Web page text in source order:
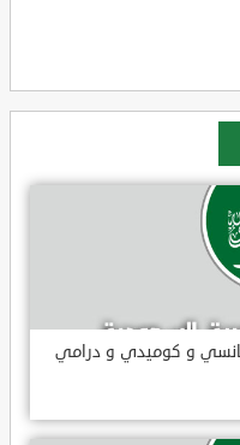
و كوميدي و درامي